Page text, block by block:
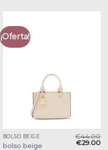
¡Oferta!
BOLSO BEIGE
bolso beige
€44.00
€29.00